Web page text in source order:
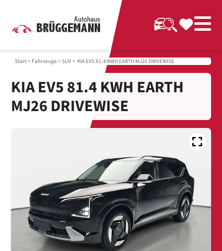
Start> Fahrzeuge > SUV> KIA EV5 81.4 KWH EARTH MJ26 DRIVEWISE
KIA EV5 81.4 KWH EARTH
MJ26 DRIVEWISE